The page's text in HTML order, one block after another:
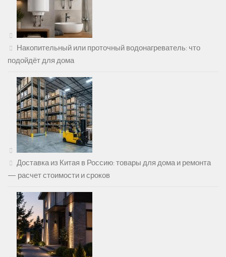
Накопительный или проточный водонагреватель: что
подойдёт для дома
Доставка из Китая в Россию: товары для дома и ремонта
— расчет стоимости и сроков